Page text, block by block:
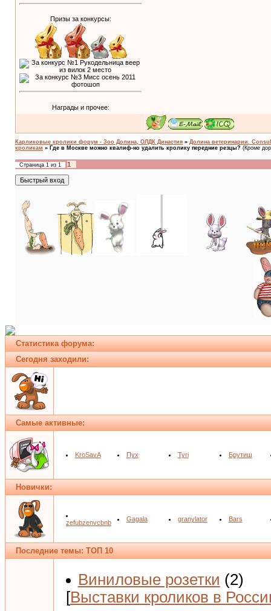
Призы за конкурсы:
Награды и прочее:
Карликовые кролики форум - Зоо Долина, ОЛДК Династия » Долина ветеринарии.
кроликам » Где в Москве можно квалиф-но удалить кролику передние резцы? (Кроме
Страница 1 из 1 1
Статистика форума:
Сегодня заходили:
Самые активные:
KroSavA Пух Tyri Брутиш
Новички:
zefubzenvcbnb Gagala granylator Bars
Последние темы: ТОП 10
Виниловые розетки (2)
[Выставки кроликов в